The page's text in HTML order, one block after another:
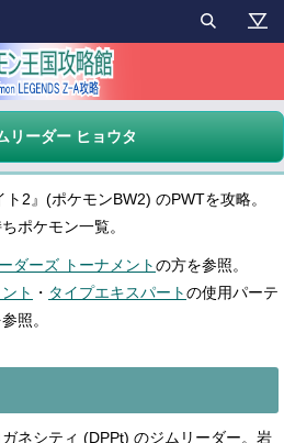
リーダー ヒョウタ
ト2』(ポケモンBW2) のPWTを攻略。
ポケモン一覧。
ダーズ トーナメントの方を参照。
ト ・ タイプエキスパートの使用パーテ
照。
ネシティ (DPPt) のジムリーダー。岩